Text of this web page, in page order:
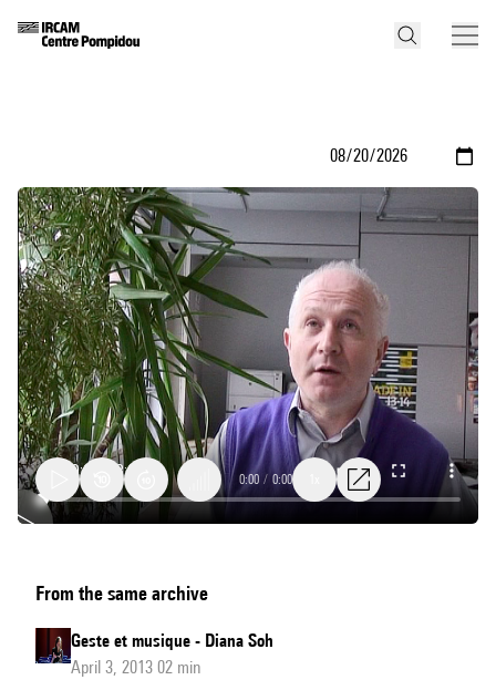
Benjamin
:
Diriger
0:00 / 0:00
From the same archive
Geste et musique - Diana Soh
April 3, 2013 02 min